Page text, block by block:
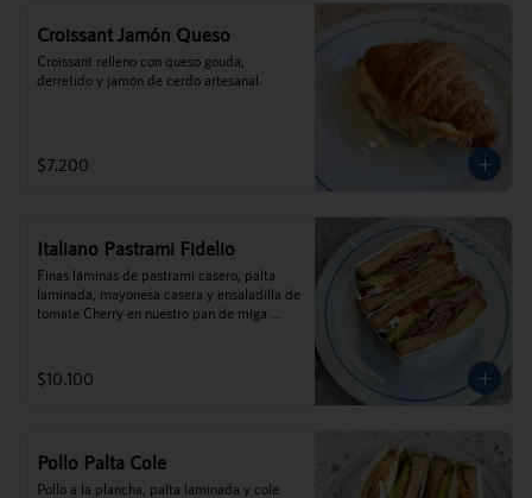
Croissant Jamón Queso
Croissant relleno con queso gouda,
derretido y jamón de cerdo artesanal.
$7.200
Italiano Pastrami Fidelio
Finas láminas de pastrami casero, palta
laminada, mayonesa casera y ensaladilla de
tomate Cherry en nuestro pan de miga
$10.100
Pollo Palta Cole
Pollo a la plancha, palta laminada y cole